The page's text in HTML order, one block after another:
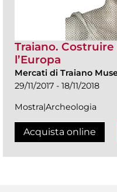
Traiano.
l’Europa
Mercati di Traiano
29/11/2017 - 18/11/2018
Mostra|Archeologia
Acquista online